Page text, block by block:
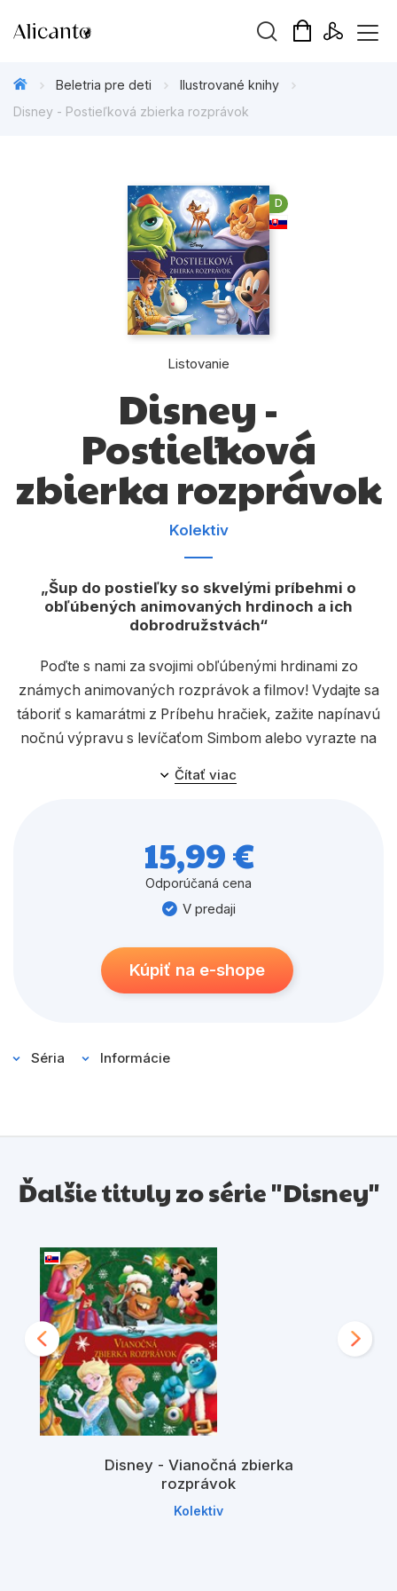
Beletria pre deti
Beletria pre dospelých
Darčekové publikácie
Doplnkový sortiment
Počítače
Poézia
Populárno - náučné pre deti
Výchova a pedagogika
Young adult
Zdravie a životný štýl
Všetky kategórie
Beletria pre deti
Ilustrované knihy
Disney - Postieľková zbierka rozprávok
D
Listovanie
Disney -
Postieľková
zbierka rozprávok
Kolektiv
Šup do postieľky so skvelými príbehmi o
obľúbených animovaných hrdinoch a ich
dobrodružstvách
Poďte s nami za svojimi obľúbenými hrdinami zo
známych animovaných rozprávok a filmov! Vydajte sa
táboriť s kamarátmi z Príbehu hračiek, zažite napínavú
nočnú výpravu s levíčaťom Simbom alebo vyrazte na
tajnú misiu s Materom a Bleskom! Táto nádherná
zbierka rozprávok poteší pred spaním každého malého
Čítať viac
15,99 €
Odporúčaná cena
V predaji
Kúpiť na e-shope
Séria Informácie
Ďalšie tituly zo série "Disney"
Disney - Vianočná zbierka
rozprávok
Kolektiv